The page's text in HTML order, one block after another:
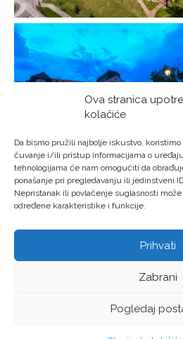
Ova stranica
kolačiće
Da bismo pružili najbolje iskustvo,
čuvanje i/ili pristup informacijama o
tehnologijama će nam omogućiti da
ponašanje pri pregledavanju ili jedinstveni
Nepristanak ili povlačenje suglasnosti
određene karakteristike i funkcije.
Prihvati
Zabrani
Pogledaj
Izvor: Turistička zajednica grada
LAG “Virovitički prsten” © Sva
LM DIGITAL